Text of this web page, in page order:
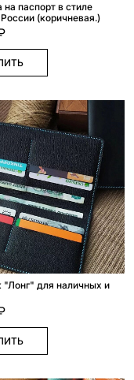
паспорт в стиле
(коричневая.)
"Лонг" для наличных и